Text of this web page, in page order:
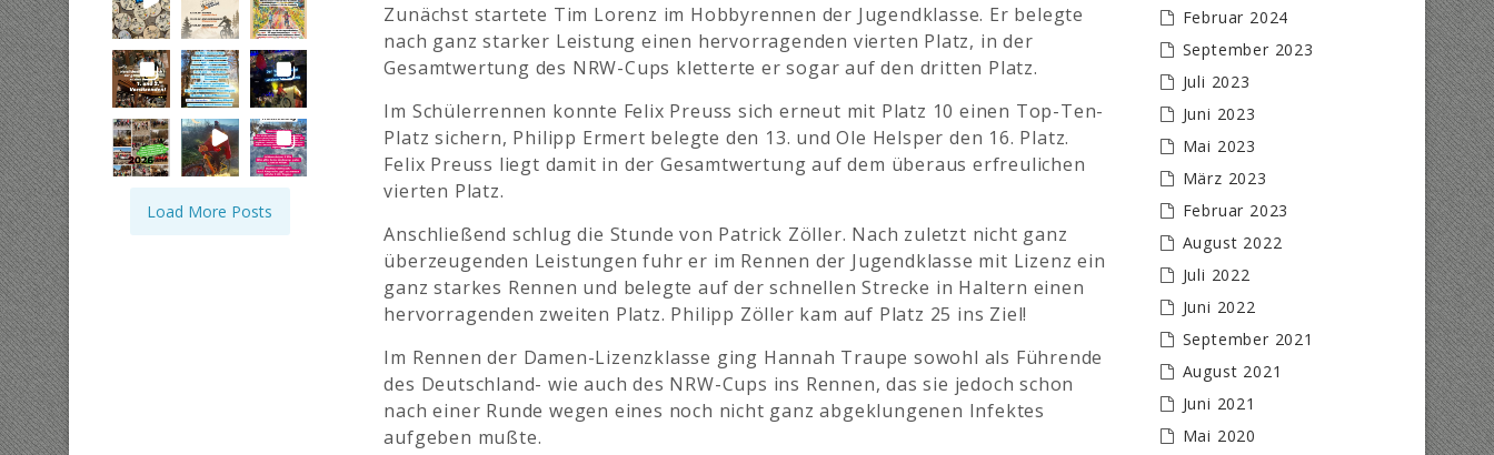
Zunächst startete Tim Lorenz im Hobbyrennen der Jugendklasse. Er belegte
nach ganz starker Leistung einen hervorragenden vierten Platz, in der
Gesamtwertung des NRW-Cups kletterte er sogar auf den dritten Platz.
Im Schülerrennen konnte Felix Preuss sich erneut mit Platz 10 einen Top-Ten-
Platz sichern, Philipp Ermert belegte den 13. und Ole Helsper den 16. Platz.
Felix Preuss liegt damit in der Gesamtwertung auf dem überaus erfreulichen
vierten Platz.
Anschließend schlug die Stunde von Patrick Zöller. Nach zuletzt nicht ganz
überzeugenden Leistungen fuhr er im Rennen der Jugendklasse mit Lizenz ein
ganz starkes Rennen und belegte auf der schnellen Strecke in Haltern einen
hervorragenden zweiten Platz. Philipp Zöller kam auf Platz 25 ins Ziel!
Im Rennen der Damen-Lizenzklasse ging Hannah Traupe sowohl als Führende
des Deutschland- wie auch des NRW-Cups ins Rennen, das sie jedoch schon
nach einer Runde wegen eines noch nicht ganz abgeklungenen Infektes
aufgeben mußte.
Load More Posts
Februar 2024
September 2023
Juli 2023
Juni 2023
Mai 2023
März 2023
Februar 2023
August 2022
Juli 2022
Juni 2022
September 2021
August 2021
Juni 2021
Mai 2020